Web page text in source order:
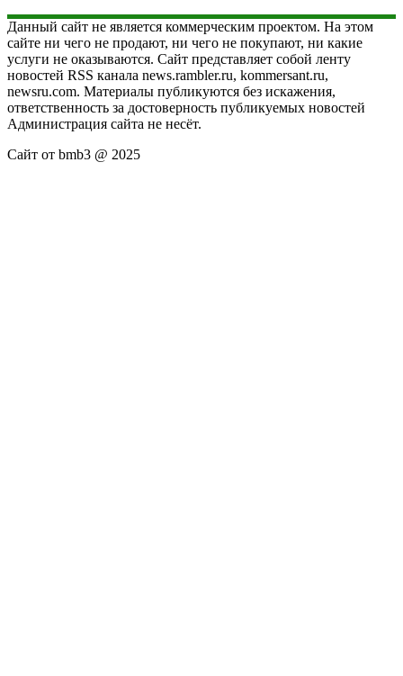
Данный сайт не является коммерческим проектом. На этом
сайте ни чего не продают, ни чего не покупают, ни какие
услуги не оказываются. Сайт представляет собой ленту
новостей RSS канала news.rambler.ru, kommersant.ru,
newsru.com. Материалы публикуются без искажения,
ответственность за достоверность публикуемых новостей
Администрация сайта не несёт.
Сайт от bmb3 @ 2025